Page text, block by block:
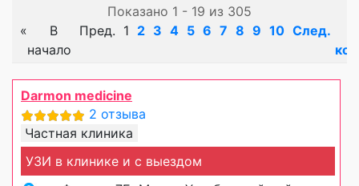
Показано 1 - 19 из 305
«
В
начало
Пред. 1 2 3 4 5 6 7 8 9 10 След.
Darmon medicine
2 отзыва
Частная клиника
УЗИ в клинике и с выездом